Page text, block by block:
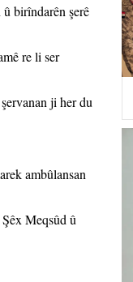
birîndarên şerê
re li ser
ji her du
ambûlansan
Meqsûd û